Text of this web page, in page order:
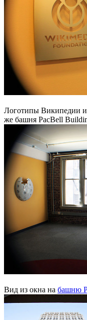
Логотипы Википедии
же башня PacBell
Вид из окна на башню